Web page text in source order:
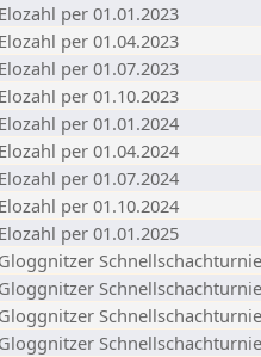
Elozahl per 01.01.2023
Elozahl per 01.04.2023
Elozahl per 01.07.2023
Elozahl per 01.10.2023
Elozahl per 01.01.2024
Elozahl per 01.04.2024
Elozahl per 01.07.2024
Elozahl per 01.10.2024
Elozahl per 01.01.2025
Gloggnitzer
Gloggnitzer
Gloggnitzer
Gloggnitzer